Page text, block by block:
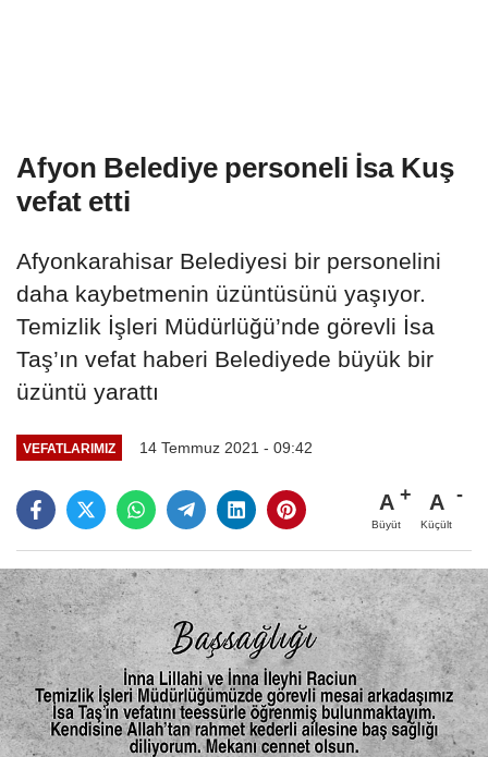
Afyon Belediye personeli İsa Kuş
vefat etti
Afyonkarahisar Belediyesi bir personelini
daha kaybetmenin üzüntüsünü yaşıyor.
Temizlik İşleri Müdürlüğü’nde görevli İsa
Taş’ın vefat haberi Belediyede büyük bir
üzüntü yarattı
VEFATLARIMIZ 14 Temmuz 2021 - 09:42
A
Büyüt
A
Küçült